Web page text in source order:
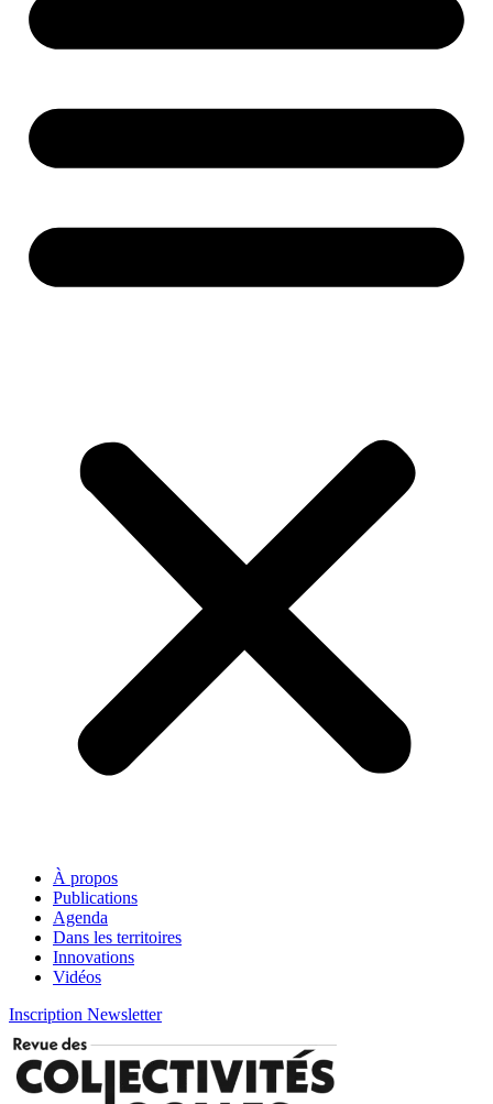
À propos
Publications
Agenda
Dans les territoires
Innovations
Vidéos
Inscription Newsletter